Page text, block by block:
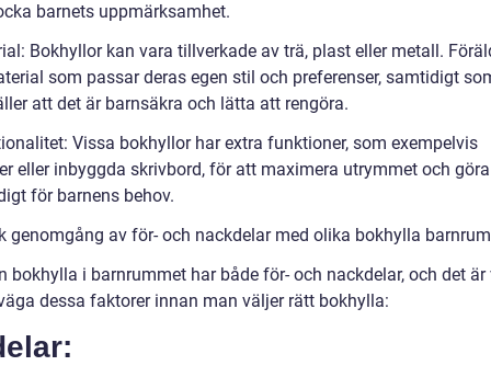
barnets uppmärksamhet.
Bokhyllor kan vara tillverkade av trä, plast eller metall.
som passar deras egen stil och preferenser, samtidigt
att det är barnsäkra och lätta att rengöra.
Vissa bokhyllor har extra funktioner, som exempelvis
eller inbyggda skrivbord, för att maximera utrymmet och
för barnens behov.
genomgång av för- och nackdelar med olika bokhylla barnrum
bokhylla i barnrummet har både för- och nackdelar, och det
dessa faktorer innan man väljer rätt bokhylla: